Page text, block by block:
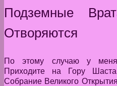
Подземные
Отворяются
По этому случаю у меня
Приходите на Гору
Собрание Великого